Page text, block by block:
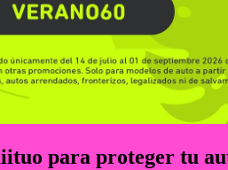
para proteger tu